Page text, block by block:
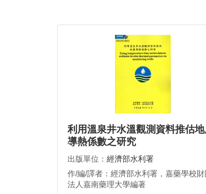
利用溫泉井水溫觀測資料推估
導熱係數之研究
出版單位： 經濟部水利署
作/編/譯者：經濟部水利署，嘉藥學校財
法人嘉南藥理大學編著